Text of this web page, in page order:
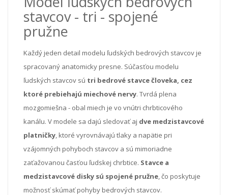
stavcov - tri - spojené
pružne
Každý jeden detail modelu ľudských bedrových stavcov je
spracovaný anatomicky presne. Súčasťou modelu
ľudských stavcov sú tri bedrové stavce človeka, cez
ktoré prebiehajú miechové nervy. Tvrdá plena
mozgomiešna - obal miech je vo vnútri chrbticového
kanálu. V modele sa dajú sledovať aj dve medzistavcové
platničky, ktoré vyrovnávajú tlaky a napätie pri
vzájomných pohyboch stavcov a sú mimoriadne
zaťažovanou časťou ľudskej chrbtice. Stavce a
medzistavcové disky sú spojené pružne, čo poskytuje
možnosť skúmať pohyby bedrových stavcov.